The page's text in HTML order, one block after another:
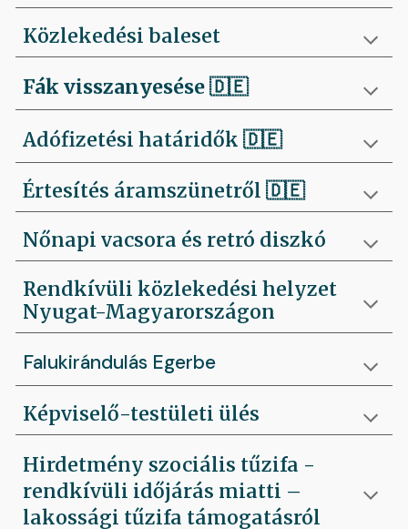
Közlekedési baleset
Fák visszanyesése🇩🇪
Adófizetési határidők 🇩🇪
Értesítés áramszünetről 🇩🇪
Nőnapi vacsora és retró diszkó
Rendkívüli közlekedési helyzet
Nyugat-Magyarországon
Falukirándulás Egerbe
Képviselő-testületi ülés
Hirdetmény szociális tűzifa -
rendkívüli időjárás miatti –
lakossági tűzifa támogatásról